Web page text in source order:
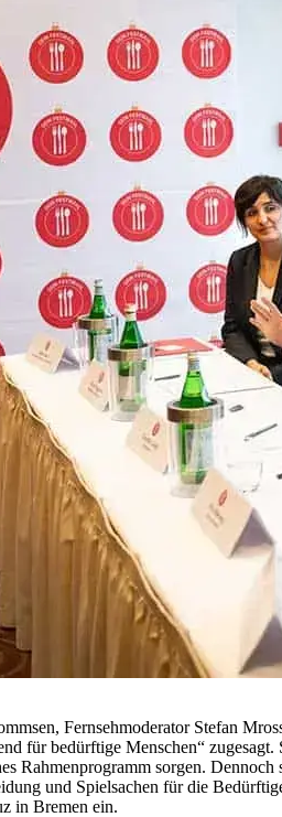
Fernsehmoderator Stefan
für bedürftige Menschen“
Rahmenprogramm sorgen.
und Spielsachen für die
in Bremen ein.